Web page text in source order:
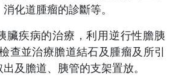
化道腫瘤的診斷等。
臟疾病的治療，利用逆行性膽胰
查並治療膽道結石及腫瘤及所引
及膽道、胰管的支架置放。